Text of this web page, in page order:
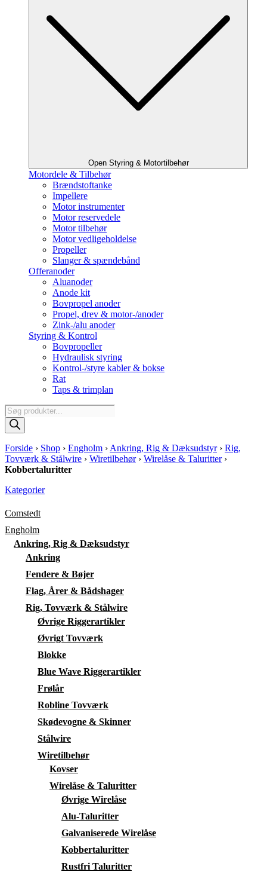
Open Styring & Motortilbehør
Motordele & Tilbehør
Brændstoftanke
Impellere
Motor instrumenter
Motor reservedele
Motor tilbehør
Motor vedligeholdelse
Propeller
Slanger & spændebånd
Offeranoder
Aluanoder
Anode kit
Bovpropel anoder
Propel, drev & motor-/anoder
Zink-/alu anoder
Styring & Kontrol
Bovpropeller
Hydraulisk styring
Kontrol-/styre kabler & bokse
Rat
Taps & trimplan
Products
search
Forside › Shop › Engholm › Ankring, Rig & Dæksudstyr› Rig,
Tovværk & Stålwire › Wiretilbehør› Wirelåse & Taluritter›
Kobbertaluritter
Kategorier
Comstedt
Engholm
Ankring, Rig & Dæksudstyr
Ankring
Fendere & Bøjer
Flag, Årer & Bådshager
Rig, Tovværk & Stålwire
Øvrige Riggerartikler
Øvrigt Tovværk
Blokke
Blue Wave Riggerartikler
Frølår
Robline Tovværk
Skødevogne & Skinner
Stålwire
Wiretilbehør
Kovser
Wirelåse & Taluritter
Øvrige Wirelåse
Alu-Taluritter
Galvaniserede Wirelåse
Kobbertaluritter
Rustfri Taluritter